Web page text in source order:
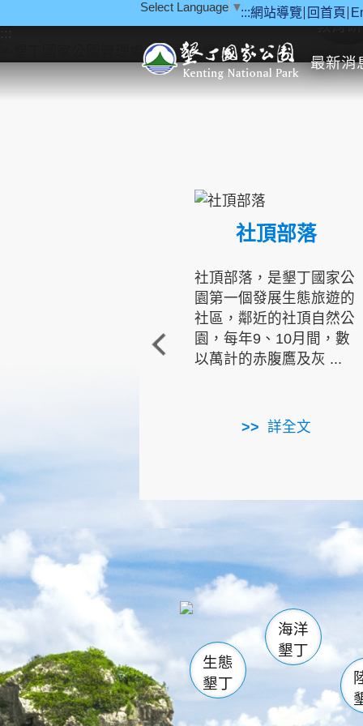
:::網站導覽 回首頁
Select Language ▼
最新消
::: 教育
社頂部落
社頂部落，是墾丁國家公
園第一個發展生態旅遊的
社區，鄰近的社頂自然公
園，每年9、10月間，數
以萬計的赤腹鷹及灰 ...
詳全文
龜山 海生館
恆春
龍鑾潭自
瓊麻館
關山
白砂
生態
墾丁
海洋
墾丁